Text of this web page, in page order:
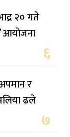
२० गते
आयोजना
६
र
ढले
७